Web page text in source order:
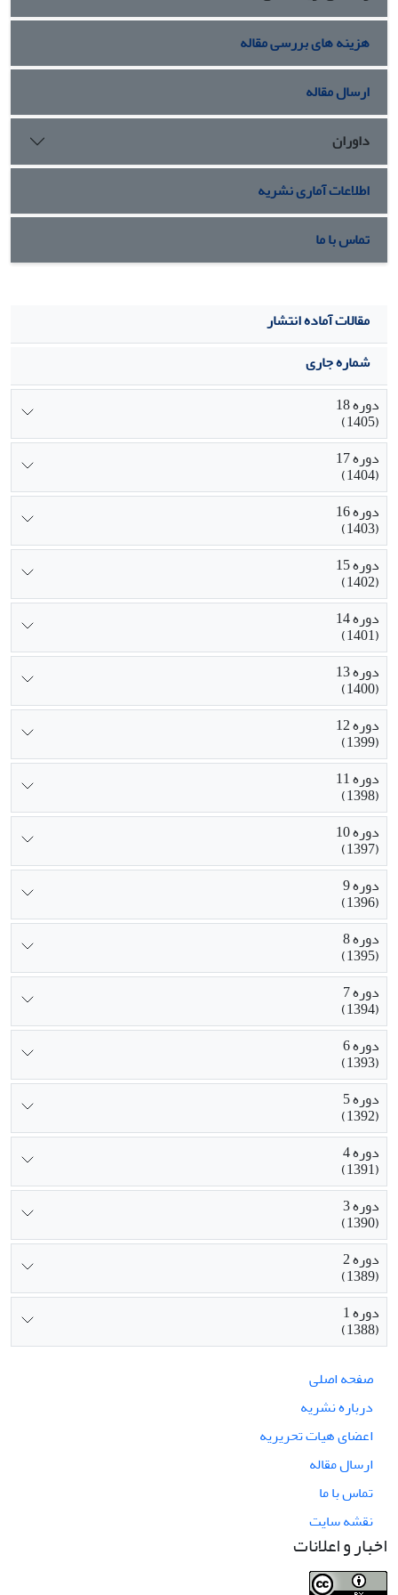
هزینه های بررسی مقاله
ارسال مقاله
داوران
اطلاعات آماری نشریه
تماس با ما
مقالات آماده انتشار
شماره جاری
دوره 18
(1405)
دوره 17
(1404)
دوره 16
(1403)
دوره 15
(1402)
دوره 14
(1401)
دوره 13
(1400)
دوره 12
(1399)
دوره 11
(1398)
دوره 10
(1397)
دوره 9
(1396)
دوره 8
(1395)
دوره 7
(1394)
دوره 6
(1393)
دوره 5
(1392)
دوره 4
(1391)
دوره 3
(1390)
دوره 2
(1389)
دوره 1
(1388)
صفحه اصلی
درباره نشریه
اعضای هیات تحریریه
ارسال مقاله
تماس با ما
نقشه سایت
اخبار و اعلانات